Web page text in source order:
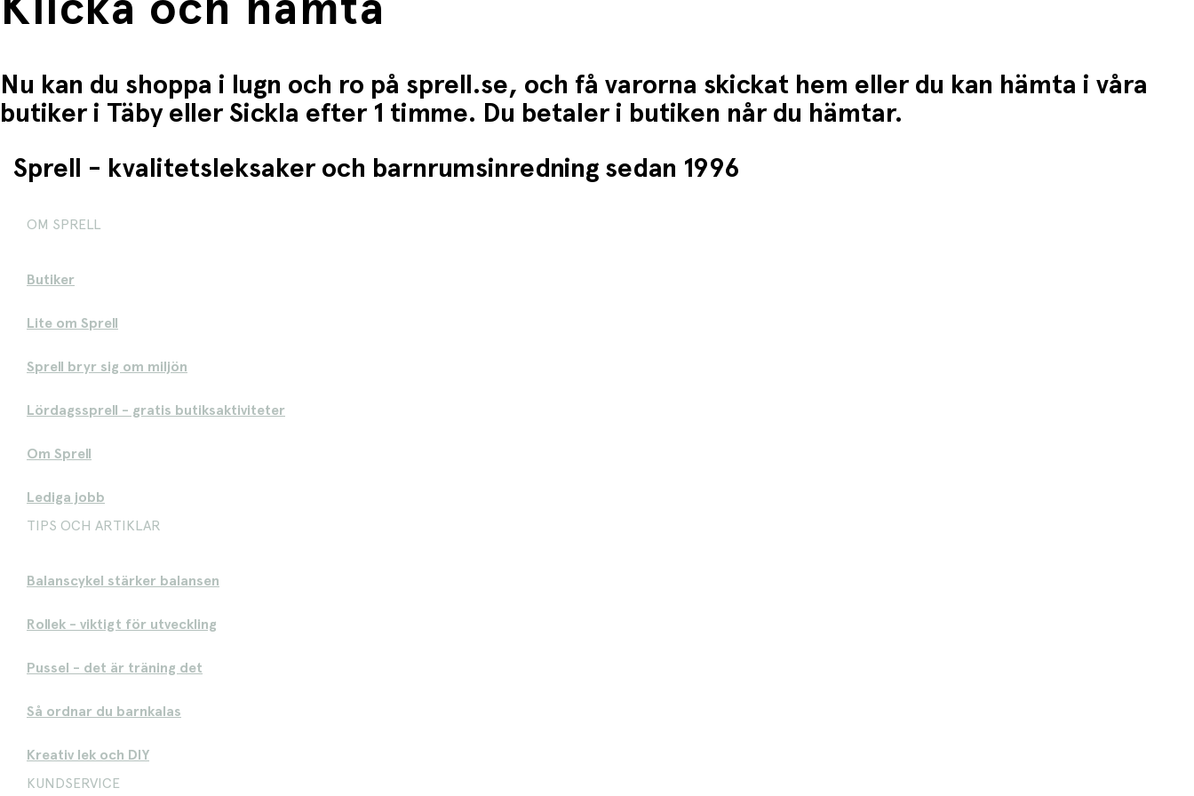
Klicka och hämta
Nu kan du shoppa i lugn och ro på sprell.se, och få varorna skickat hem eller du kan hämta i våra
butiker i Täby eller Sickla efter 1 timme. Du betaler i butiken når du hämtar.
Sprell - kvalitetsleksaker och barnrumsinredning sedan 1996
OM SPRELL
Butiker
Lite om Sprell
Sprell bryr sig om miljön
Lördagssprell - gratis butiksaktiviteter
Om Sprell
Lediga jobb
TIPS OCH ARTIKLAR
Balanscykel stärker balansen
Rollek - viktigt för utveckling
Pussel - det är träning det
Så ordnar du barnkalas
Kreativ lek och DIY
KUNDSERVICE